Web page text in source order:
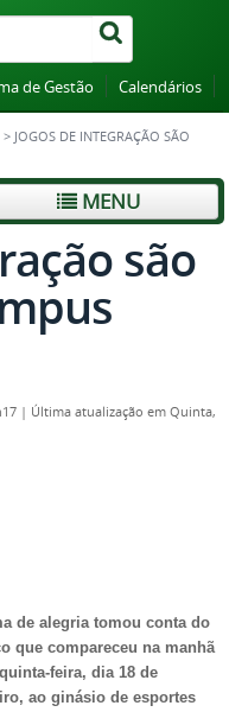
de Gestão Calendários
> JOGOS DE INTEGRAÇÃO SÃO
MENU
são
| Última atualização em Quinta,
de alegria tomou conta do
que compareceu na manhã
feira, dia 18 de
ao ginásio de esportes